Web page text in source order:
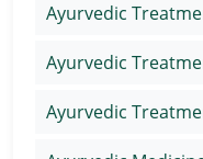
Ayurvedic
Ayurvedic
Ayurvedic